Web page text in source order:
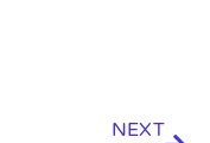
NEXT